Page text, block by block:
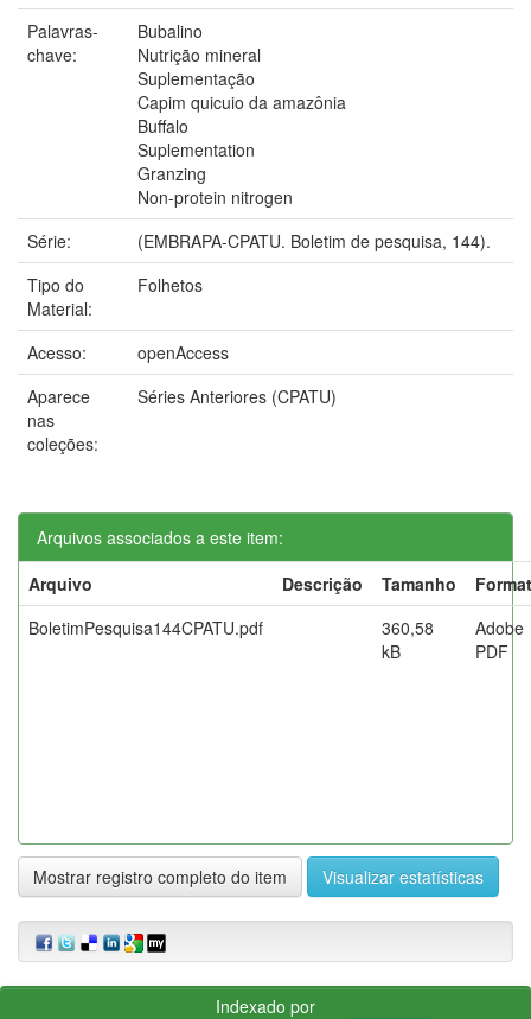
Palavras-
chave:
Bubalino
Nutrição mineral
Suplementação
Capim quicuio da amazônia
Buffalo
Suplementation
Granzing
Non-protein nitrogen
Série:
(EMBRAPA-CPATU. Boletim de pesquisa, 144).
Tipo do
Material:
Folhetos
Acesso:
openAccess
Aparece
nas
coleções:
Séries Anteriores (CPATU)
Arquivos associados a este item:
Arquivo
Descrição Tamanho
BoletimPesquisa144CPATU.pdf
360,58
kB
Adobe
PDF
Mostrar registro completo do item Visualizar estatísticas
Indexado por